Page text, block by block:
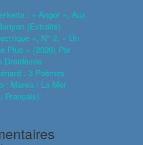
: « Angor », Aux
(extraits)
», N° 2, « Un
Plus » (2026) Par
Dreidemie
: 3 Poèmes
: Marea / La Mer
Français)